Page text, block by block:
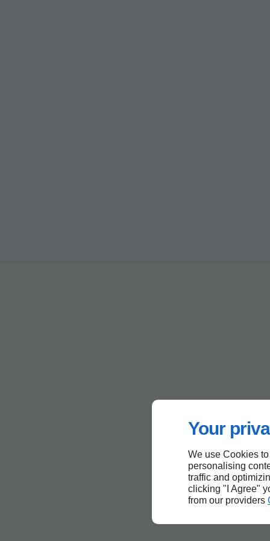
Your
We use Cookies
personalising
traffic and
clicking "I Agree"
from our providers